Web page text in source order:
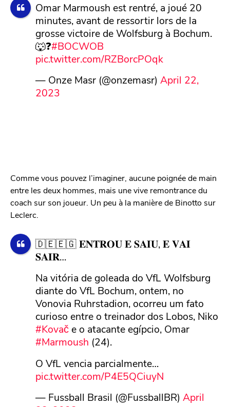
Omar Marmoush est rentré, a joué 20
minutes, avant de ressortir lors de la
grosse victoire de Wolfsburg à Bochum.
🐺❓#BOCWOB
pic.twitter.com/RZBorcPOqk
— Onze Masr (@onzemasr) April 22,
2023
Comme vous pouvez l’imaginer, aucune poignée de main
entre les deux hommes, mais une vive remontrance du
coach sur son joueur. Un peu à la manière de Binotto sur
Leclerc.
🇩🇪🇪🇬 𝐄𝐍𝐓𝐑𝐎𝐔 𝐄 𝐒𝐀𝐈𝐔, 𝐄 𝐕𝐀𝐈
𝐒𝐀𝐈𝐑…
Na vitória de goleada do VfL Wolfsburg
diante do VfL Bochum, ontem, no
Vonovia Ruhrstadion, ocorreu um fato
curioso entre o treinador dos Lobos, Niko
#Kovače o atacante egípcio, Omar
#Marmoush (24).
O VfL vencia parcialmente…
pic.twitter.com/P4E5QCiuyN
— Fussball Brasil (@FussballBR) April